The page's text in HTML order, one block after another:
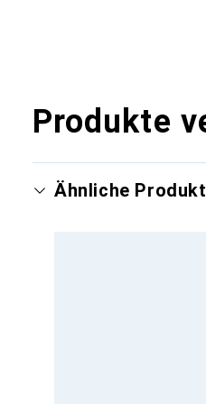
Produkte
Ähnliche